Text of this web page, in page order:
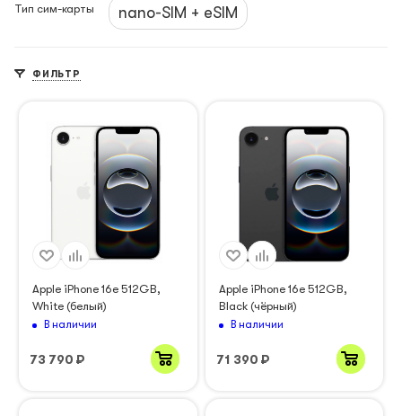
Тип сим-карты nano-SIM + eSIM
ФИЛЬТР
Apple iPhone 16e 512GB,
White (белый)
В наличии
73 790 ₽
Apple iPhone 16e 512GB,
Black (чёрный)
В наличии
71 390 ₽